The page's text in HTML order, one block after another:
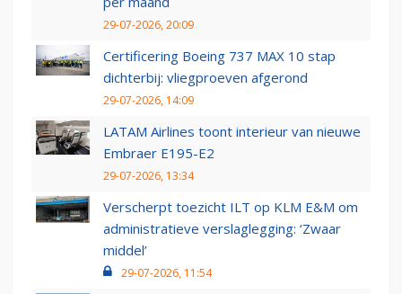
29-07-2026, 20:09
Certificering Boeing 737 MAX 10 stap
dichterbij: vliegproeven afgerond
29-07-2026, 14:09
LATAM Airlines toont interieur van nieuwe
Embraer E195-E2
29-07-2026, 13:34
Verscherpt toezicht ILT op KLM E&M om
administratieve verslaglegging: ‘Zwaar
middel’
29-07-2026, 11:54